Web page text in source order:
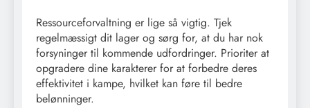
Ressourceforvaltning er lige så vigtig. Tjek
regelmæssigt dit lager og sørg for, at du har nok
forsyninger til kommende udfordringer. Prioriter at
opgradere dine karakterer for at forbedre deres
effektivitet i kampe, hvilket kan føre til bedre
belønninger.